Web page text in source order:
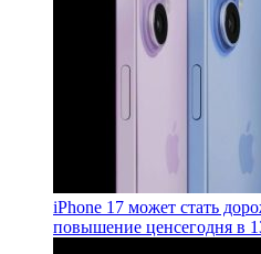
iPhone 17 может стать
повышение ценсегодня в